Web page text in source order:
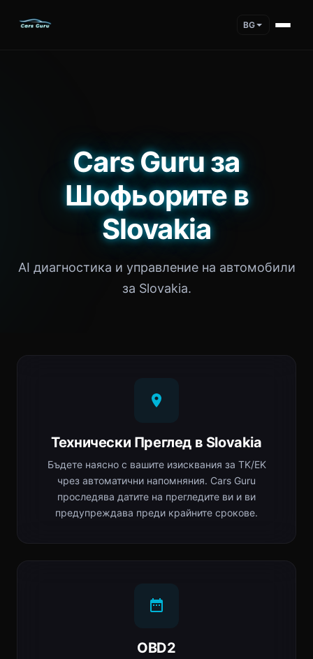
BG
Cars Guru за
Шофьорите в
Slovakia
AI диагностика и управление на автомобили
за Slovakia.
Технически Преглед в Slovakia
Бъдете наясно с вашите изисквания за TK/EK
чрез автоматични напомняния. Cars Guru
проследява датите на прегледите ви и ви
предупреждава преди крайните срокове.
OBD2